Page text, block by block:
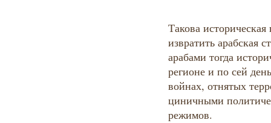
Такова
извратить арабская
арабами тогда
регионе и по сей
войнах, отнятых
циничными
режимов.